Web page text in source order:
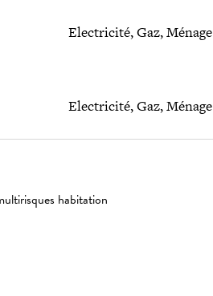
Electricité, Gaz, Ménage
Electricité, Gaz, Ménage
habitation